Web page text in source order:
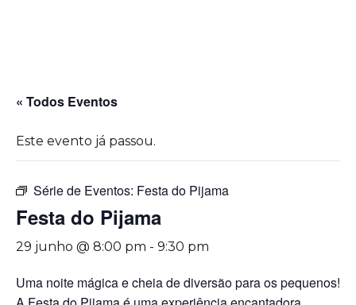
« Todos Eventos
Este evento já passou.
Série de Eventos: Festa do Pijama
Festa do Pijama
29 junho @ 8:00 pm - 9:30 pm
Uma noite mágica e cheia de diversão para os pequenos!